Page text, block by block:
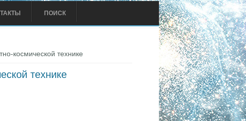
ПОИСК
космической технике
технике